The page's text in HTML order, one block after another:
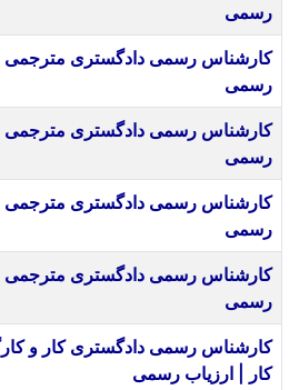
رسمی
کارشناس رسمی دادگستری مترجمی
رسمی
کارشناس رسمی دادگستری مترجمی
رسمی
کارشناس رسمی دادگستری مترجمی
رسمی
کارشناس رسمی دادگستری مترجمی
رسمی
کارشناس رسمی دادگستری کار و
کار | ارزیاب رسمی